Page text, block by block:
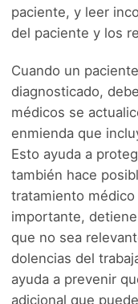
paciente, y leer
del paciente y los
Cuando un
diagnosticado,
médicos se
enmienda que
Esto ayuda a
también hace
tratamiento
importante,
que no sea
dolencias del
ayuda a prevenir
adicional que